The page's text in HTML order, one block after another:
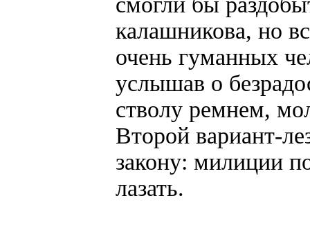
калашникова, но
очень гуманных
услышав о
стволу ремнем,
Второй вариант-
закону: милиции
лазать.